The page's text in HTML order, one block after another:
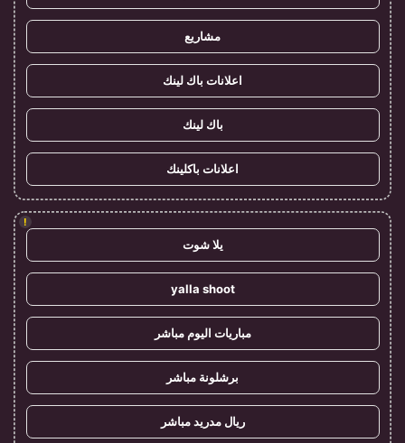
مشاريع
اعلانات باك لينك
باك لينك
اعلانات باكلينك
!
يلا شوت
yalla shoot
مباريات اليوم مباشر
برشلونة مباشر
ريال مدريد مباشر